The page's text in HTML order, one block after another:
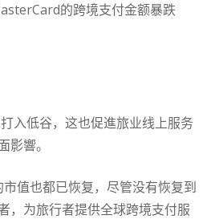
的跨境支付金额暴跌
入低谷，这也促進旅业线上服务
響。
值也都已恢复，尽管没有恢复到
，为旅行者提供全球跨境支付服